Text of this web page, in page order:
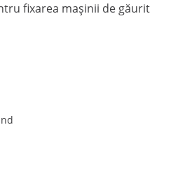
fixarea mașinii de găurit